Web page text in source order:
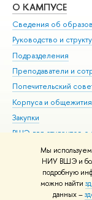
Мы используем
НИУ ВШЭ и
подробную
можно найти
данных –
О КАМПУСЕ
Сведения об
Руководство и
Подразделения
Преподаватели и
Попечительский
Корпуса и общежития
Закупки
ВШЭ для студентов с
здоровья и
Версия для
Единая платежная